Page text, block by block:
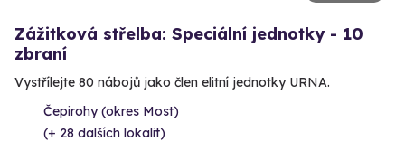
Zážitková střelba: Speciální jednotky - 10
zbraní
Vystřílejte 80 nábojů jako člen elitní jednotky URNA.
Čepirohy (okres Most)
(+ 28 dalších lokalit)